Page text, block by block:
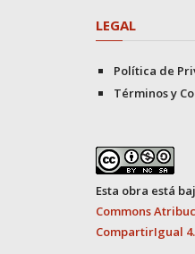
LEGAL
Política de
Términos y
Esta obra está
Commons
CompartirIgual